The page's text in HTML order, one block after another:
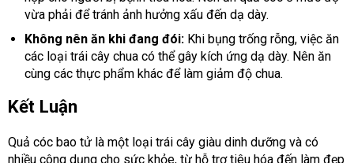
vừa phải để tránh ảnh hưởng xấu đến dạ dày.
Không nên ăn khi đang đói:Khi bụng trống rỗng, việc ăn
các loại trái cây chua có thể gây kích ứng dạ dày. Nên ăn
cùng các thực phẩm khác để làm giảm độ chua.
Kết Luận
Quả cóc bao tử là một loại trái cây giàu dinh dưỡng và có
nhiều công dụng cho sức khỏe, từ hỗ trợ tiêu hóa đến làm đẹp